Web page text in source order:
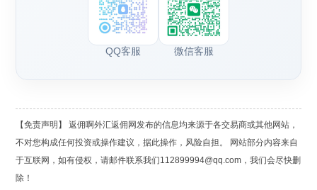
QQ客服 微信客服
【免责声明】 返佣啊外汇返佣网发布的信息均来源于各交易商或其他网站，
不对您构成任何投资或操作建议，据此操作，风险自担。 网站部分内容来自
于互联网，如有侵权，请邮件联系我们112899994@qq.com，我们会尽快删
除！